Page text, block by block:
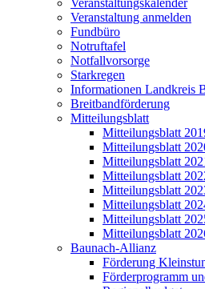
Veranstaltungskalender
Veranstaltung anmelden
Fundbüro
Notruftafel
Notfallvorsorge
Starkregen
Informationen Landkreis
Breitbandförderung
Mitteilungsblatt
Mitteilungsblatt
Mitteilungsblatt
Mitteilungsblatt
Mitteilungsblatt
Mitteilungsblatt
Mitteilungsblatt
Mitteilungsblatt
Mitteilungsblatt
Baunach-Allianz
Förderung
Förderprogramm